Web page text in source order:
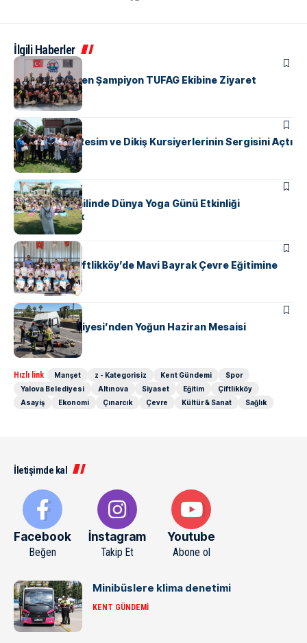
İlgili Haberler
ÇIFTLIKKÖY
Başkan Yele’den Şampiyon TUFAG Ekibine Ziyaret
ÇIFTLIKKÖY
Başkan Yele, Resim ve Dikiş Kursiyerlerinin Sergisini Açtı
ÇIFTLIKKÖY
Çiftlikköy Sahilinde Dünya Yoga Günü Etkinliği
Düzenlenecek
ÇIFTLIKKÖY
Öğrenciler, Çiftlikköy’de Mavi Bayrak Çevre Eğitimine
Katıldı
ÇIFTLIKKÖY
Çiftlikköy İtfaiyesi’nden Yoğun Haziran Mesaisi
Hızlı link Manşet z - Kategorisiz Kent Gündemi
Spor
Yalova Belediyesi
Altınova Siyaset Eğitim
Çiftlikköy
Asayiş
Ekonomi Çınarcık Çevre Kültür & Sanat Sağlık
İletişimde kal
Facebook
Beğen
İnstagram
Takip Et
Youtube
Abone ol
Minibüslere klima denetimi
KENT GÜNDEMI